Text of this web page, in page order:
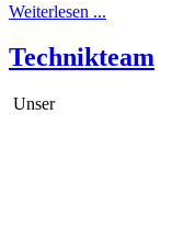
Weiterlesen ...
Technikteam
Unser